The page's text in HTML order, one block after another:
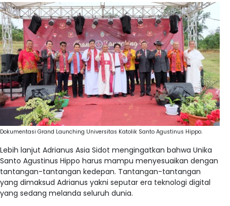
Dokumentasi Grand Launching Universitas Katolik Santo Agustinus Hippo.
Lebih lanjut Adrianus Asia Sidot mengingatkan bahwa Unika
Santo Agustinus Hippo harus mampu menyesuaikan dengan
tantangan-tantangan kedepan. Tantangan-tantangan
yang dimaksud Adrianus yakni seputar era teknologi digital
yang sedang melanda seluruh dunia.